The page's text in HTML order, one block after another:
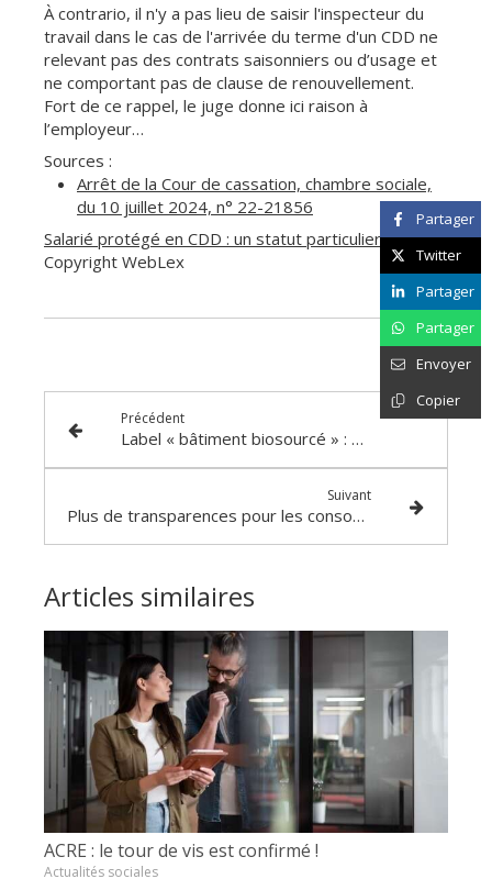
À contrario, il n'y a pas lieu de saisir l'inspecteur du
travail dans le cas de l'arrivée du terme d'un CDD ne
relevant pas des contrats saisonniers ou d’usage et
ne comportant pas de clause de renouvellement.
Fort de ce rappel, le juge donne ici raison à
l’employeur…
Sources :
Arrêt de la Cour de cassation, chambre sociale,
du 10 juillet 2024, n° 22-21856
Salarié protégé en CDD : un statut particulier ?- ©
Copyright WebLex
Précédent
Label « bâtiment biosourcé » : des critères rénovés !
Suivant
Plus de transparences pour les consommateurs en ligne
Articles similaires
ACRE : le tour de vis est confirmé !
Actualités sociales
Partager
Twitter
Partager
Partager
Envoyer
Copier